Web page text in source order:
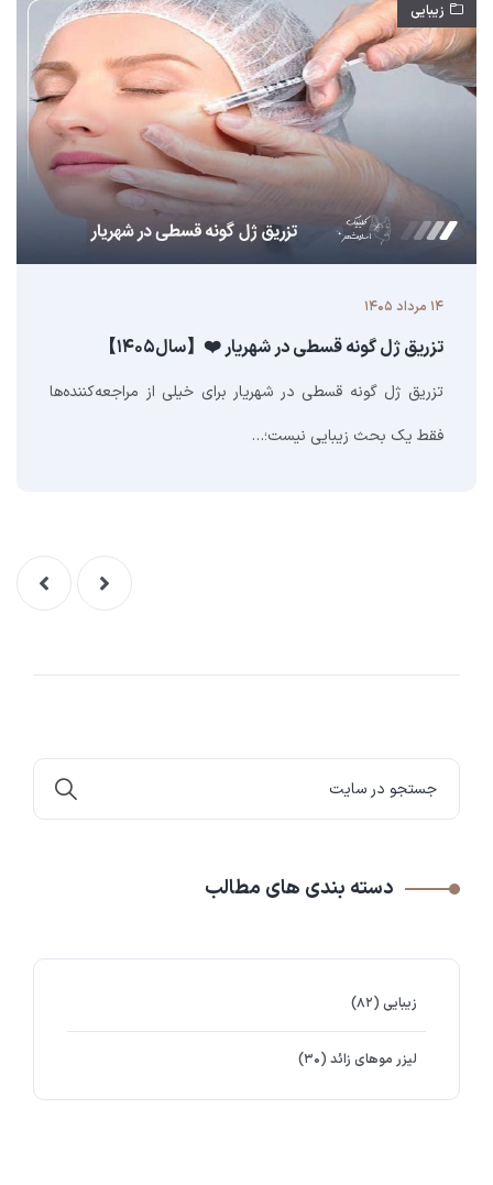
زیبایی
۱۴ مرداد ۱۴۰۵
تزریق ژل گونه قسطی در شهریار ❤️【سال۱۴۰۵】
تزریق ژل گونه قسطی در شهریار برای خیلی از مراجعه‌کننده‌ها
فقط یک بحث زیبایی نیست؛…
دسته بندی های مطالب
زیبایی (۸۲)
لیزر موهای زائد (۳۰)